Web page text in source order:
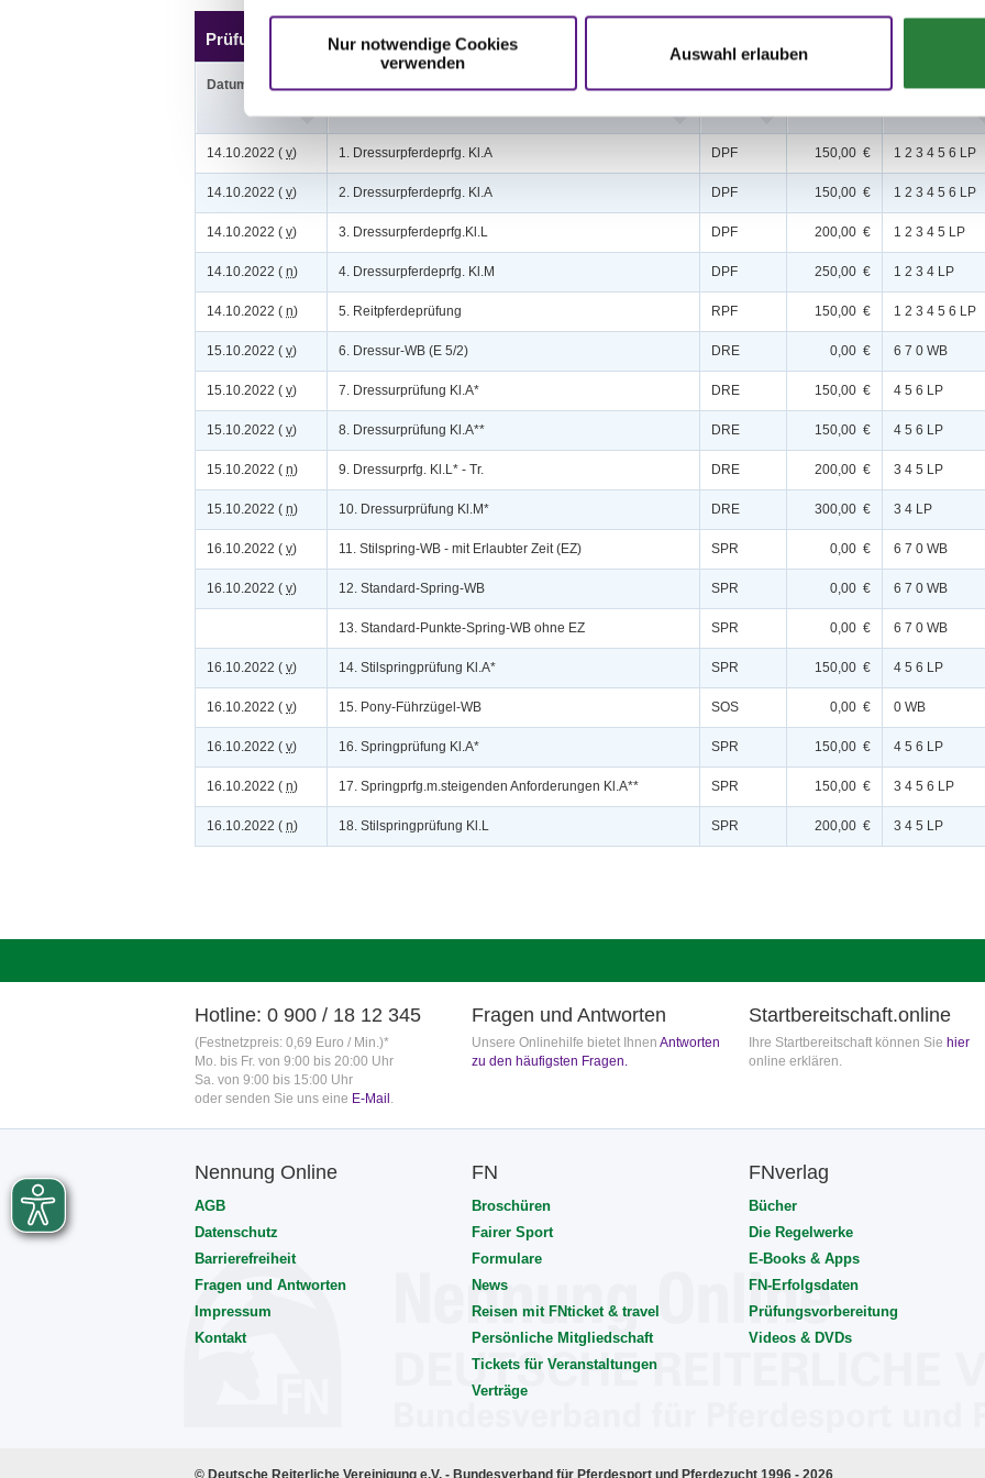
Nur notwendige Cookies
verwenden
Auswahl erlauben
Prüfungen
Datum Prüfung Disziplin Preisgeld LKL/Art
14.10.2022 ( v) 1. Dressurpferdeprfg. Kl.A DPF 150,00 € 1 2 3 4 5 6 LP
14.10.2022 ( v) 2. Dressurpferdeprfg. Kl.A DPF 150,00 € 1 2 3 4 5 6 LP
14.10.2022 ( v) 3. Dressurpferdeprfg.Kl.L DPF 200,00 € 1 2 3 4 5 LP
14.10.2022 ( n) 4. Dressurpferdeprfg. Kl.M DPF 250,00 € 1 2 3 4 LP
14.10.2022 ( n) 5. Reitpferdeprüfung RPF 150,00 € 1 2 3 4 5 6 LP
15.10.2022 ( v) 6. Dressur-WB (E 5/2) DRE 0,00 € 6 7 0 WB
15.10.2022 ( v) 7. Dressurprüfung Kl.A* DRE 150,00 € 4 5 6 LP
15.10.2022 ( v) 8. Dressurprüfung Kl.A** DRE 150,00 € 4 5 6 LP
15.10.2022 ( n) 9. Dressurprfg. Kl.L* - Tr. DRE 200,00 € 3 4 5 LP
15.10.2022 ( n) 10. Dressurprüfung Kl.M* DRE 300,00 € 3 4 LP
16.10.2022 ( v) 11. Stilspring-WB - mit Erlaubter Zeit (EZ) SPR 0,00 € 6 7 0 WB
16.10.2022 ( v) 12. Standard-Spring-WB SPR 0,00 € 6 7 0 WB
13. Standard-Punkte-Spring-WB ohne EZ SPR 0,00 € 6 7 0 WB
16.10.2022 ( v) 14. Stilspringprüfung Kl.A* SPR 150,00 € 4 5 6 LP
16.10.2022 ( v) 15. Pony-Führzügel-WB SOS 0,00 € 0 WB
16.10.2022 ( v) 16. Springprüfung Kl.A* SPR 150,00 € 4 5 6 LP
16.10.2022 ( n) 17. Springprfg.m.steigenden Anforderungen Kl.A** SPR 150,00 € 3 4 5 6 LP
16.10.2022 ( n) 18. Stilspringprüfung Kl.L SPR 200,00 € 3 4 5 LP
Hotline: 0 900 / 18 12 345
(Festnetzpreis: 0,69 Euro / Min.)*
Mo. bis Fr. von 9:00 bis 20:00 Uhr
Sa. von 9:00 bis 15:00 Uhr
oder senden Sie uns eine E-Mail .
Fragen und Antworten
Unsere Onlinehilfe bietet Ihnen Antworten
zu den häufigsten Fragen.
Startbereitschaft.online
Ihre Startbereitschaft können Sie hier
online erklären.
Nennung Online
AGB
Datenschutz
Barrierefreiheit
Fragen und Antworten
Impressum
Kontakt
FN
Broschüren
Fairer Sport
Formulare
News
Reisen mit FNticket & travel
Persönliche Mitgliedschaft
Tickets für Veranstaltungen
Verträge
FNverlag
Bücher
Die Regelwerke
E-Books & Apps
FN-Erfolgsdaten
Prüfungsvorbereitung
Videos & DVDs
© Deutsche Reiterliche Vereinigung e.V. - Bundesverband für Pferdesport und Pferdezucht 1996 - 2026